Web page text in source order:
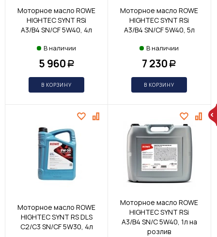
Моторное масло ROWE
HIGHTEC SYNT RSi
A3/B4 SN/CF 5W40, 4л
В наличии
5 960 Р
В КОРЗИНУ
Моторное масло ROWE
HIGHTEC SYNT RSi
A3/B4 SN/CF 5W40, 5л
В наличии
7 230 Р
В КОРЗИНУ
Моторное масло ROWE
HIGHTEC SYNT RS DLS
C2/C3 SN/CF 5W30, 4л
Моторное масло ROWE
HIGHTEC SYNT RSi
A3/B4 SN/C 5W40, 1л на
розлив